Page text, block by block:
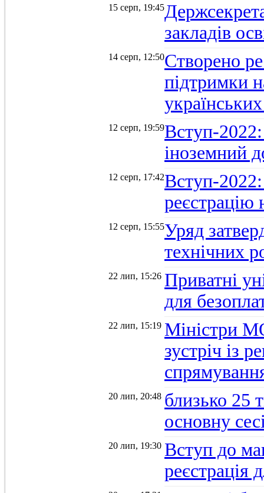
15 серп, 19:45
закладів
14 серп, 12:50Створено
підтримки
12 серп, 19:59Вступ-
іноземний
12 серп, 17:42Вступ-
12 серп, 15:55Уряд
технічних
22 лип, 15:26 Приватні
для
22 лип, 15:19 Міністри
зустріч із
20 лип, 20:48 близько 25
основну
20 лип, 19:30 Вступ до